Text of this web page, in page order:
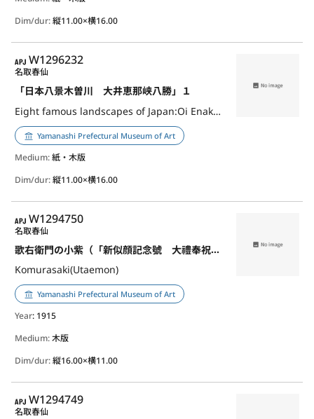
Dim/dur:縦11.00×横16.00
APJ
W1296232
「日本八景木曽川 大井恵那峡八勝」１
Eight famous landscapes of Japan:Oi Enakyo Hasshoo,1
名取春仙
Yamanashi Prefectural Museum of Art
Medium:紙・木版
Dim/dur:縦11.00×横16.00
APJ
W1294750
歌右衛門の小紫（「新似顔記念號 大禮奉祝畫譜」より）
Komurasaki(Utaemon)
名取春仙
Yamanashi Prefectural Museum of Art
Year: 1915
Medium:木版
Dim/dur:縦16.00×横11.00
APJ
W1294749
名取春仙